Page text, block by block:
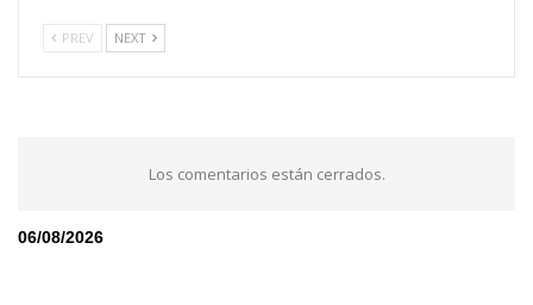
PREV NEXT
Los comentarios están cerrados.
06/08/2026